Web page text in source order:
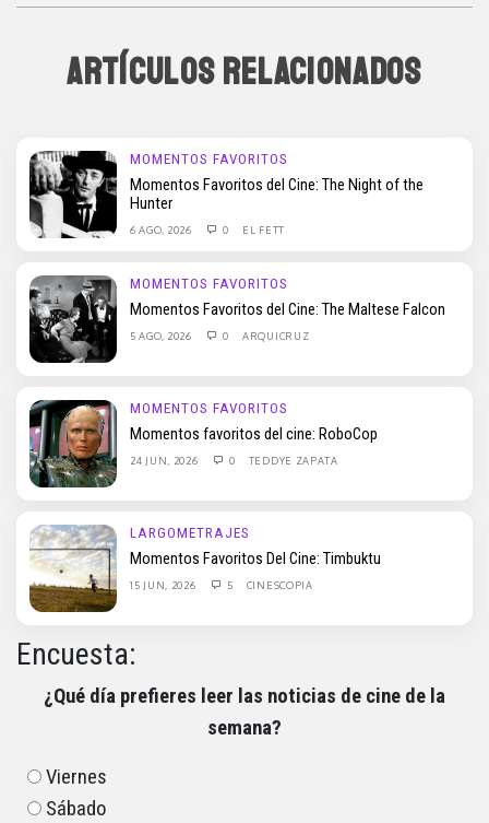
ARTÍCULOS RELACIONADOS
MOMENTOS FAVORITOS
Momentos Favoritos del Cine: The Night of the
Hunter
6 AGO, 2026 0 EL FETT
MOMENTOS FAVORITOS
Momentos Favoritos del Cine: The Maltese Falcon
5 AGO, 2026 0 ARQUICRUZ
MOMENTOS FAVORITOS
Momentos favoritos del cine: RoboCop
24 JUN, 2026 0 TEDDYE ZAPATA
LARGOMETRAJES
Momentos Favoritos Del Cine: Timbuktu
15 JUN, 2026 5 CINESCOPIA
Encuesta:
¿Qué día prefieres leer las noticias de cine de la
semana?
Viernes
Sábado